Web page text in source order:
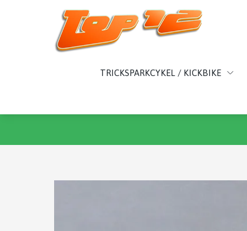
TRICKSPARKCYKEL / KICKBIKE